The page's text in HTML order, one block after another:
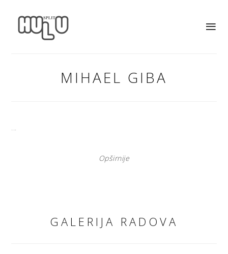
MIHAEL GIBA
...
Opširnije
GALERIJA RADOVA